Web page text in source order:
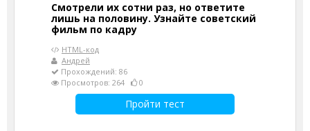
Смотрели их сотни раз, но ответите
лишь на половину. Узнайте советский
фильм по кадру
HTML-код
Андрей
Прохождений: 86
Просмотров: 264
0
Пройти тест